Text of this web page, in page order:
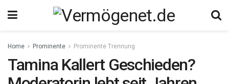
Home Prominente Prominente Trennung
Tamina Kallert Geschieden?